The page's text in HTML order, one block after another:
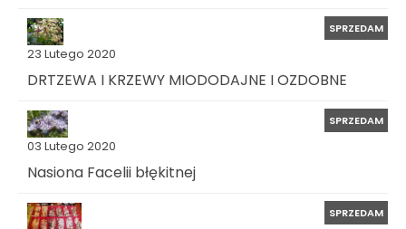
23 Lutego 2020
SPRZEDAM
DRTZEWA I KRZEWY MIODODAJNE I OZDOBNE
03 Lutego 2020
SPRZEDAM
Nasiona Facelii błękitnej
SPRZEDAM